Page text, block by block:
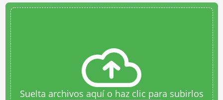
Suelta archivos aquí o haz clic para subirlos